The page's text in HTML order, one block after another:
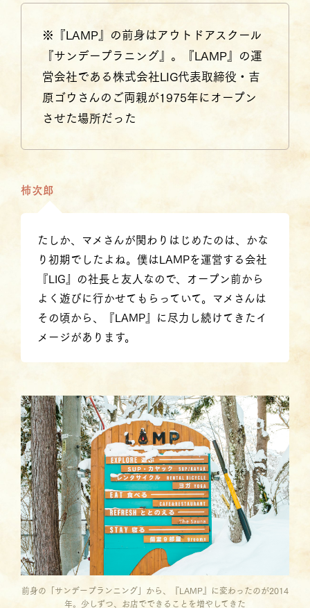
※『LAMP』の前身はアウトドアスクール
『サンデープラニング』。『LAMP』の運
営会社である株式会社LIG代表取締役・吉
原ゴウさんのご両親が1975年にオープン
させた場所だった
柿次郎
たしか、マメさんが関わりはじめたのは、かな
り初期でしたよね。僕はLAMPを運営する会社
『LIG』の社長と友人なので、オープン前から
よく遊びに行かせてもらっていて。マメさんは
その頃から、『LAMP』に尽力し続けてきたイ
メージがあります。
前身の「サンデープランニング」から、『LAMP』に変わったのが2014
年。少しずつ、お店でできることを増やしてきた